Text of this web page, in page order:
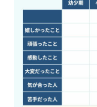
自分史は就活とキャリ
で選考を突破しよう